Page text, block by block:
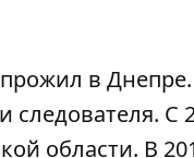
в Днепре.
следователя.
области. В